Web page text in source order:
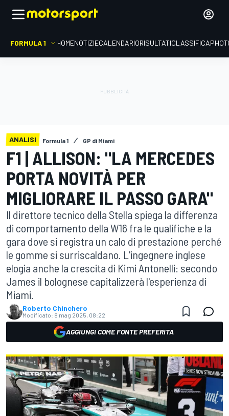
FORMULA 1 HOMENOTIZIECALENDARIORISULTATICLASSIFICA
ANALISI Formula 1 GP di Miami
F1 | ALLISON: "LA MERCEDES
PORTA NOVITÀ PER
MIGLIORARE IL PASSO GARA"
Il direttore tecnico della Stella spiega la differenza
di comportamento della W16 fra le qualifiche e la
gara dove si registra un calo di prestazione perché
le gomme si surriscaldano. L'ingegnere inglese
elogia anche la crescita di Kimi Antonelli: secondo
James il bolognese capitalizzerà l'esperienza di
Miami.
Roberto Chinchero
Modificato: 8 mag 2025, 08:22
AGGIUNGI COME FONTE PREFERITA